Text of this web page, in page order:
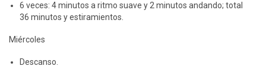
6 veces: 4 minutos a ritmo suave y 2 minutos andando; total
36 minutos y estiramientos.
Miércoles
Descanso.